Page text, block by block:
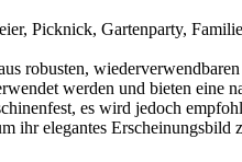
Gartenparty,
werden und bieten eine
es wird jedoch
ihr elegantes Erscheinungsbild